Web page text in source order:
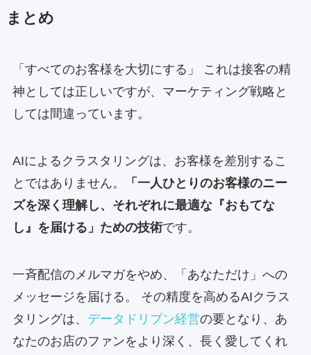
まとめ
「すべてのお客様を大切にする」 これは接客の精
神としては正しいですが、マーケティング戦略と
しては間違っています。
AIによるクラスタリングは、お客様を差別するこ
とではありません。
「一人ひとりのお客様のニー
ズを深く理解し、それぞれに最適な『おもてな
し』を届ける」ための技術です。
一斉配信のメルマガをやめ、「あなただけ」への
メッセージを届ける。 その精度を高めるAIクラス
タリングは、 データドリブン経営の要となり、あ
なたのお店のファンをより深く、長く愛してくれ